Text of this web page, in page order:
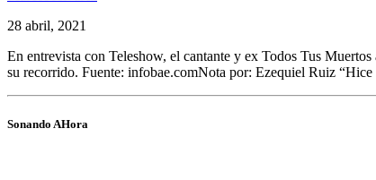
28 abril, 2021
En entrevista con Teleshow, el cantante y ex Todos Tus
su recorrido. Fuente: infobae.comNota por: Ezequiel Ruiz
Sonando AHora